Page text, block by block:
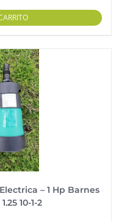
– 1 Hp Barnes
10-1-2